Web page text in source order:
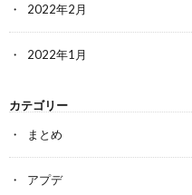
2022年2月
2022年1月
カテゴリー
まとめ
アプデ